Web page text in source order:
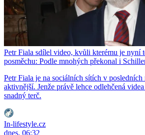
Petr Fiala sdílel video, kvůli kterému je nyní
posměchu: Podle mnohých překonal i
Petr Fiala je na sociálních sítích v
aktivnější. Jenže právě lehce odlehčená
snadný terč.
In-lifestyle.cz
dnes, 06:32